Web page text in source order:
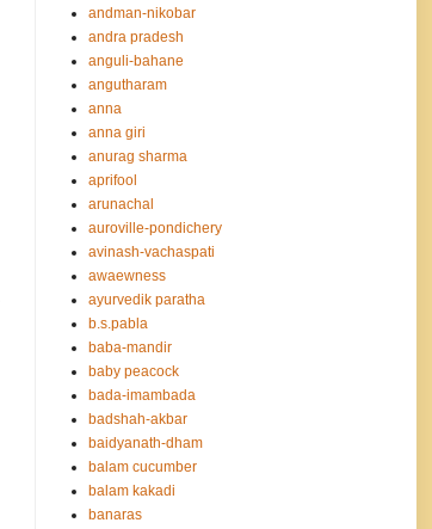
andman-nikobar
andra pradesh
anguli-bahane
angutharam
anna
anna giri
anurag sharma
aprifool
arunachal
auroville-pondichery
avinash-vachaspati
awaewness
ayurvedik paratha
b.s.pabla
baba-mandir
baby peacock
bada-imambada
badshah-akbar
baidyanath-dham
balam cucumber
balam kakadi
banaras